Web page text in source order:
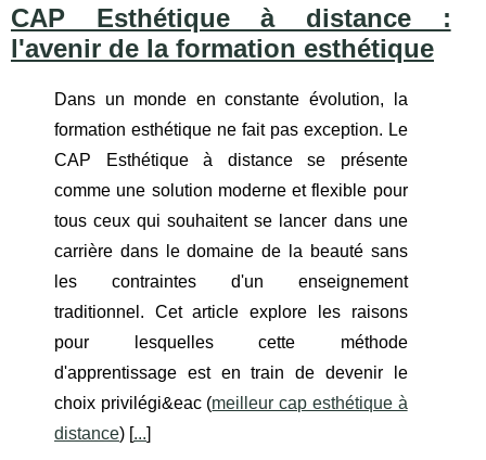
CAP Esthétique à distance :
l'avenir de la formation esthétique
Dans un monde en constante évolution, la
formation esthétique ne fait pas exception. Le
CAP Esthétique à distance se présente
comme une solution moderne et flexible pour
tous ceux qui souhaitent se lancer dans une
carrière dans le domaine de la beauté sans
les contraintes d'un enseignement
traditionnel. Cet article explore les raisons
pour lesquelles cette méthode
d'apprentissage est en train de devenir le
choix privilégi&eac (meilleur cap esthétique à
distance) [...]